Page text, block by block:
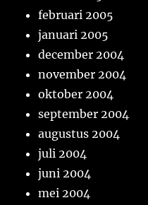
februari 2005
januari 2005
december 2004
november 2004
oktober 2004
september 2004
augustus 2004
juli 2004
juni 2004
mei 2004